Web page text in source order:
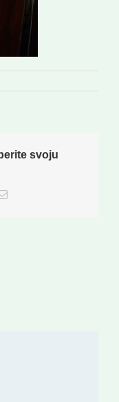
svoju
Email: